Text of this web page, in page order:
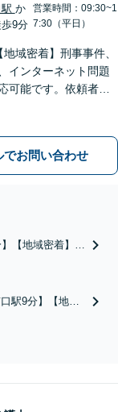
っかり対応
か
歩9分
営業時間：09:30~1
7:30（平日）
地域密着】刑事事件、
インターネット問題
可能です。依頼者さ
となっている背景事
根本的な解決を目指
でお問い合わせ
【地域密着】ど
目指します。事
庭環境や心情な
口駅9分】【地域
ットトラブルは